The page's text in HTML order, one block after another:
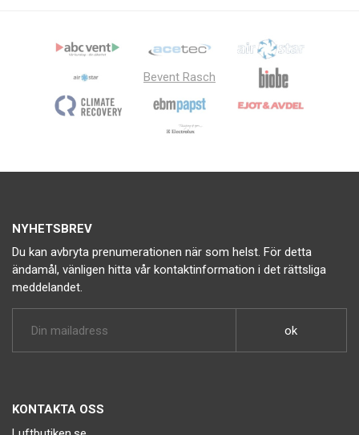
Bevent Rasch
NYHETSBREV
Du kan avbryta prenumerationen när som helst. För detta
ändamål, vänligen hitta vår kontaktinformation i det rättsliga
meddelandet.
KONTAKTA OSS